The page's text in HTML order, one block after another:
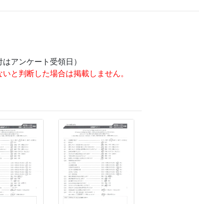
アンケート受領日）
と判断した場合は掲載しません。